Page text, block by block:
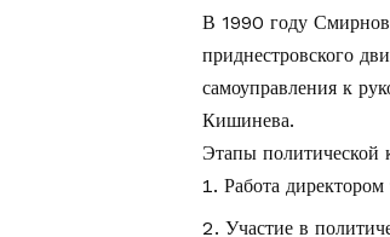
В 1990 году Смирнов
приднестровского
самоуправления к
Кишинева.
Этапы политической
Работа
Участие в